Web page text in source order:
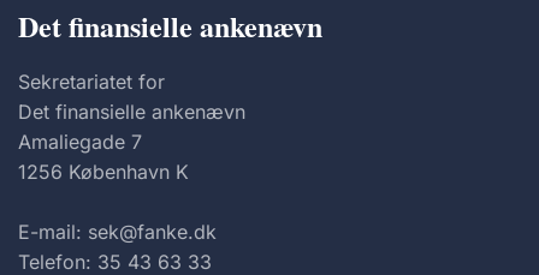
Det finansielle ankenævn
Sekretariatet for
Det finansielle ankenævn
Amaliegade 7
1256 København K
E-mail: sek@fanke.dk
Telefon: 35 43 63 33